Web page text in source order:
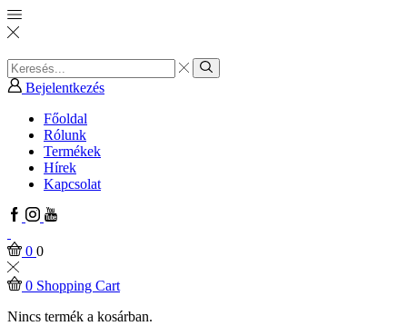
Search
input
Search
Bejelentkezés
Főoldal
Rólunk
Termékek
Hírek
Kapcsolat
Facebook
Instagram
Youtube
0 0
0 Shopping Cart
Nincs termék a kosárban.